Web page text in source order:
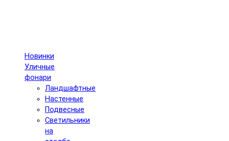
Новинки
Уличные
фонари
Ландшафтные
Настенные
Подвесные
Светильники
на